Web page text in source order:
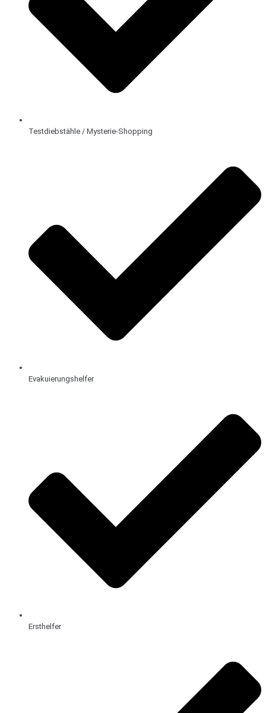
Testdiebstähle / Mysterie-Shopping
Evakuierungshelfer
Ersthelfer